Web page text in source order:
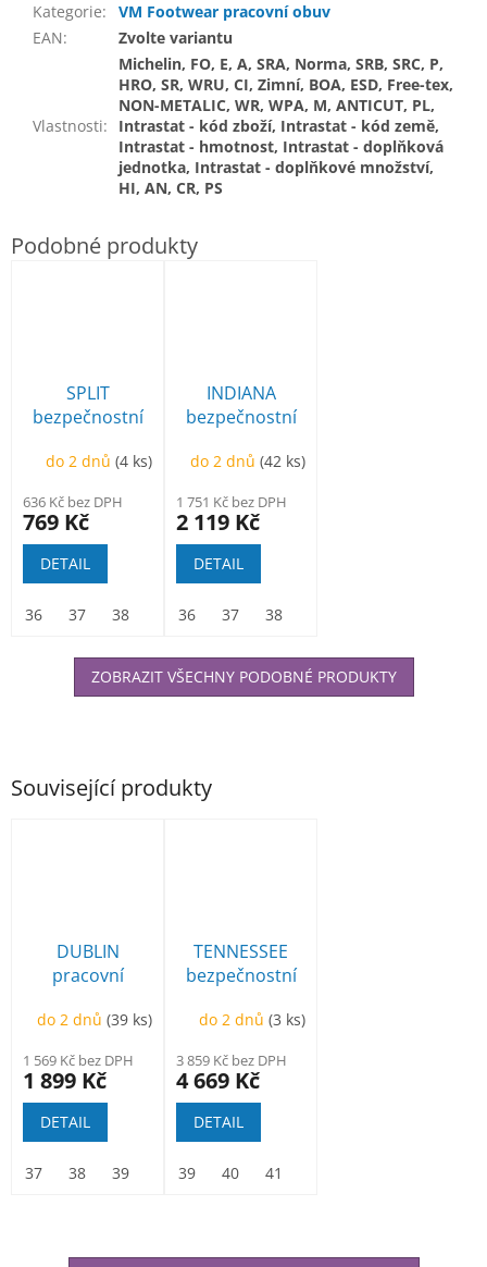
Související produkty
DUBLIN
pracovní
do 2 dnů(39 ks)
1 569 Kč bez DPH
1 899 Kč
DETAIL
37 38 39
TENNESSEE
bezpečnostní
do 2 dnů(3 ks)
3 859 Kč bez DPH
4 669 Kč
DETAIL
39 40 41
Kategorie:
VM Footwear pracovní obuv
EAN: Zvolte variantu
Vlastnosti:
Michelin, FO, E, A, SRA, Norma, SRB, SRC, P,
HRO, SR, WRU, CI, Zimní, BOA, ESD, Free-tex,
NON-METALIC, WR, WPA, M, ANTICUT, PL,
Intrastat - kód zboží, Intrastat - kód země,
Intrastat - hmotnost, Intrastat - doplňková
jednotka, Intrastat - doplňkové množství,
HI, AN, CR, PS
SPLIT
bezpečnostní
do 2 dnů(4 ks)
636 Kč bez DPH
769 Kč
DETAIL
36 37 38
INDIANA
bezpečnostní
do 2 dnů(42 ks)
1 751 Kč bez DPH
2 119 Kč
DETAIL
36 37 38
ZOBRAZIT VŠECHNY PODOBNÉ PRODUKTY